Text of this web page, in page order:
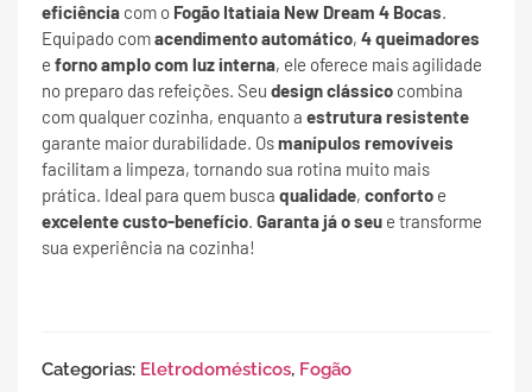
eficiência com o Fogão Itatiaia New Dream 4 Bocas.
Equipado comacendimento automático, 4 queimadores
e forno amplo com luz interna, ele oferece mais agilidade
no preparo das refeições. Seu design clássico combina
com qualquer cozinha, enquanto a estrutura resistente
garante maior durabilidade. Osmanípulos removíveis
facilitam a limpeza, tornando sua rotina muito mais
prática. Ideal para quem busca qualidade, conforto e
excelente custo-benefício. Garanta já o seu e transforme
sua experiência na cozinha!
Categorias: Eletrodomésticos, Fogão